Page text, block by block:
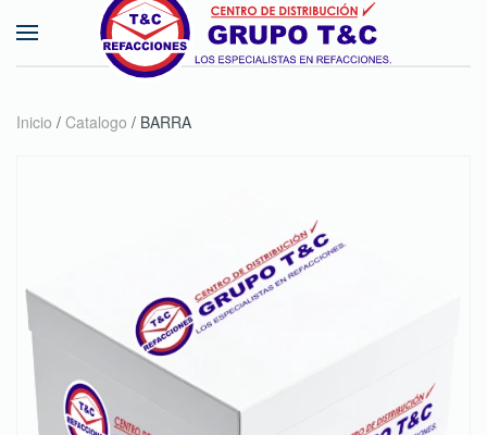
Skip to main content
Inicio / Catalogo / BARRA